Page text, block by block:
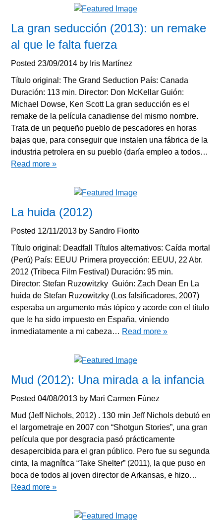
La gran seducción (2013): un remake
al que le falta fuerza
Posted 23/09/2014 by Iris Martínez
Título original: The Grand Seduction País: Canada
Duración: 113 min. Director: Don McKellar Guión:
Michael Dowse, Ken Scott La gran seducción es el
remake de la película canadiense del mismo nombre.
Trata de un pequeño pueblo de pescadores en horas
bajas que, para conseguir que instalen una fábrica de la
industria petrolera en su pueblo (daría empleo a todos…
Read more »
La huida (2012)
Posted 12/11/2013 by Sandro Fiorito
Título original: Deadfall Títulos alternativos: Caída mortal
(Perú) País: EEUU Primera proyección: EEUU, 22 Abr.
2012 (Tribeca Film Festival) Duración: 95 min.
Director: Stefan Ruzowitzky Guión: Zach Dean En La
huida de Stefan Ruzowitzky (Los falsificadores, 2007)
esperaba un argumento más tópico y acorde con el título
que le ha sido impuesto en España, viniendo
inmediatamente a mi cabeza… Read more »
Mud (2012): Una mirada a la infancia
Posted04/08/2013 by Mari Carmen Fúnez
Mud (Jeff Nichols, 2012) . 130 min Jeff Nichols debutó en
el largometraje en 2007 con “Shotgun Stories”, una gran
película que por desgracia pasó prácticamente
desapercibida para el gran público. Pero fue su segunda
cinta, la magnífica “Take Shelter” (2011), la que puso en
boca de todos al joven director de Arkansas, e hizo…
Read more »